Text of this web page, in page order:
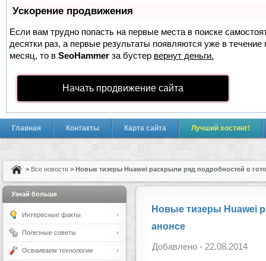
Ускорение продвижения
Если вам трудно попасть на первые места в поиске
десятки раз, а первые результаты появляются уже в
месяц, то в SeoHammer за бустер вернут деньги.
Начать продвижение сайта
Главная Контакты Карта сайта Лучший хостинг!
> Все новости > Новые тизеры Huawei раскрыли ряд подробностей о
Новые тизеры Huawei
анонсе
Добавлено - 22.08.2014
Узнай больше
Интересные факты
Полезные советы
Осваиваем технологии